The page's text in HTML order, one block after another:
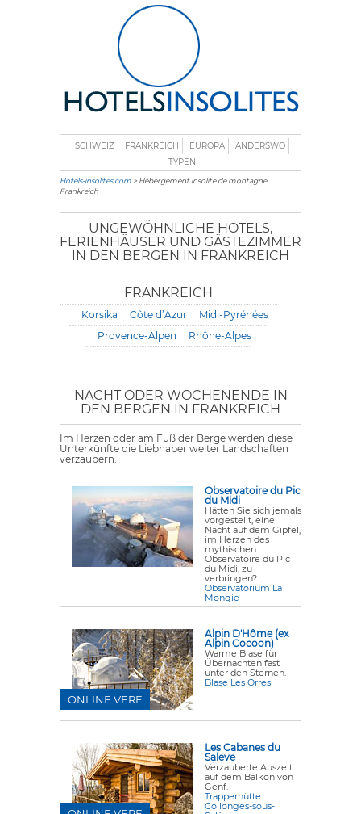
SCHWEIZ FRANKREICH EUROPA
ANDERSWO
TYPEN
Hotels-insolites.com > Hébergement insolite de montagne
Frankreich
UNGEWÖHNLICHE HOTELS,
FERIENHÄUSER UND GÄSTEZIMMER
IN DEN BERGEN IN FRANKREICH
FRANKREICH
Korsika Côte d’Azur
Midi-Pyrénées
Provence-Alpen
Rhône-Alpes
NACHT ODER WOCHENENDE IN
DEN BERGEN IN FRANKREICH
Im Herzen oder am Fuß der Berge werden diese
Unterkünfte die Liebhaber weiter Landschaften
verzaubern.
Observatoire du Pic
du Midi
Hätten Sie sich jemals
vorgestellt, eine
Nacht auf dem Gipfel,
im Herzen des
mythischen
Observatoire du Pic
du Midi, zu
verbringen?
Observatorium La
Mongie
Alpin D'Hôme (ex
Alpin Cocoon)
Warme Blase für
Übernachten fast
unter den Sternen.
Blase Les Orres
ONLINE VERF
Les Cabanes du
Saleve
Verzauberte Auszeit
auf dem Balkon von
Genf.
Trapperhütte
Collonges-sous-